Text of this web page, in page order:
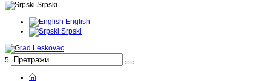
Srpski
English
Srpski
5